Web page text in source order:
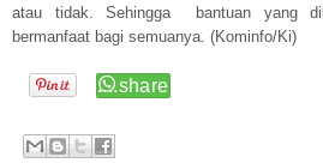
atau tidak. Sehingga bantuan yang
bermanfaat bagi semuanya. (Kominfo/Ki)